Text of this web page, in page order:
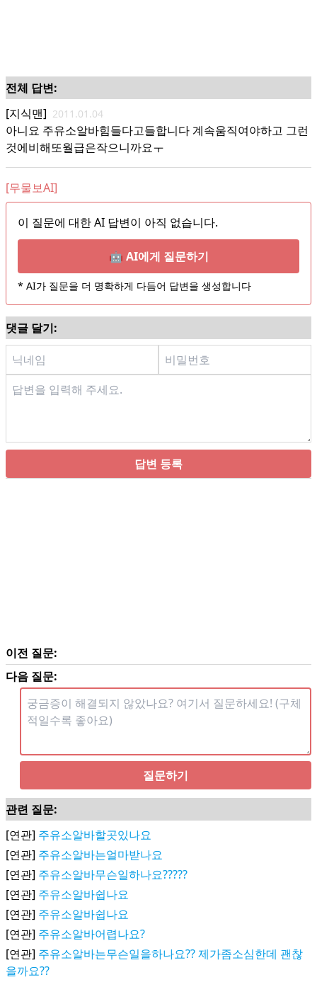
전체 답변:
[지식맨] 2011.01.04
아니요 주유소알바힘들다고들합니다 계속움직여야하고 그런
것에비해또월급은작으니까요ㅜ
[무물보AI]
이 질문에 대한 AI 답변이 아직 없습니다.
🤖 AI에게 질문하기
* AI가 질문을 더 명확하게 다듬어 답변을 생성합니다
댓글 달기:
답변 등록
이전 질문:
다음 질문:
질문하기
관련 질문:
[연관] 주유소알바할곳있나요
[연관] 주유소알바는얼마받나요
[연관] 주유소알바무슨일하나요?????
[연관] 주유소알바쉽나요
[연관] 주유소알바쉽나요
[연관] 주유소알바어렵나요?
[연관] 주유소알바는무슨일을하나요?? 제가좀소심한데 괜찮
을까요??